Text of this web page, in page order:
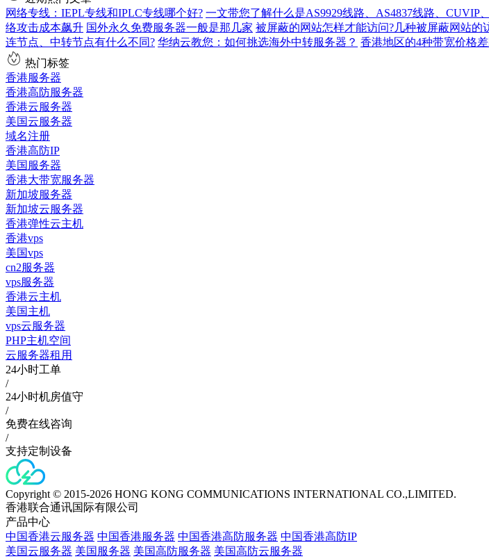
网络专线：IEPL专线和IPLC专线哪个好? 一文带您了解什么是AS9929线路、AS4837线路、CUVIP
络攻击成本飙升 国外永久免费服务器一般是那几家 被屏蔽的网站怎样才能访问?几种被屏蔽网站的
连节点、中转节点有什么不同? 华纳云教您：如何挑选海外中转服务器？ 香港地区的4种带宽价格
热门标签
香港服务器
香港高防服务器
香港云服务器
美国云服务器
域名注册
香港高防IP
美国服务器
香港大带宽服务器
新加坡服务器
新加坡云服务器
香港弹性云主机
香港vps
美国vps
cn2服务器
vps服务器
香港云主机
美国主机
vps云服务器
PHP主机空间
云服务器租用
24小时工单
/
24小时机房值守
/
免费在线咨询
/
支持定制设备
Copyright © 2015-2026 HONG KONG COMMUNICATIONS INTERNATIONAL CO.,LIMITED.
香港联合通讯国际有限公司
产品中心
中国香港云服务器 中国香港服务器 中国香港高防服务器 中国香港高防IP
美国云服务器 美国服务器 美国高防服务器 美国高防云服务器